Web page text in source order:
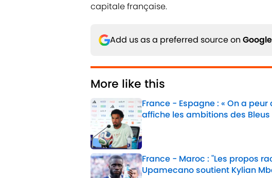
capitale française.
Add us as a preferred source on Google
More like this
France - Espagne : « On a
affiche les ambitions des
France - Maroc : "Les propos
Upamecano soutient Kylian